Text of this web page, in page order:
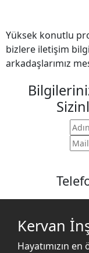
Yüksek konutlu
bizlere iletişim
arkadaşlarımız
Kervan
Hayatımızın